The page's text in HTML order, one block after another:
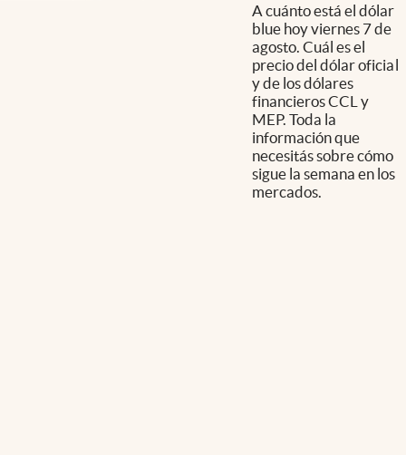
A cuánto está el dólar
blue hoy viernes 7 de
agosto. Cuál es el
precio del dólar oficial
y de los dólares
financieros CCL y
MEP. Toda la
información que
necesitás sobre cómo
sigue la semana en los
mercados.